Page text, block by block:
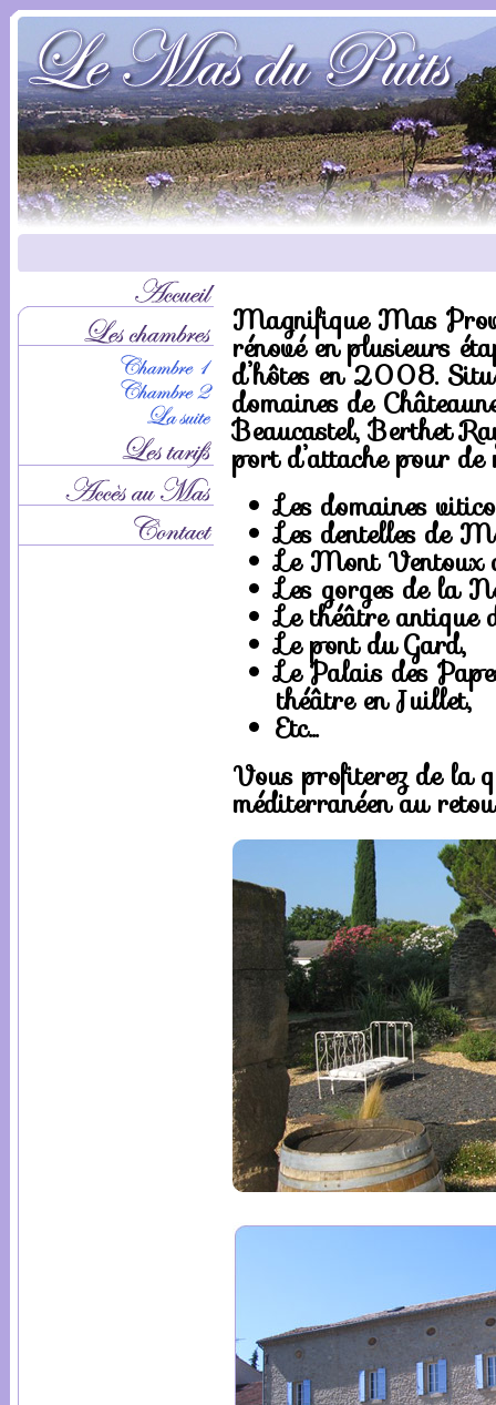
Magnifique Mas
rénové en plusieurs
d’hôtes en 2008.
domaines de
Beaucastel, Berthet
port d’attache pour de
Les domaines
Les dentelles de
Le Mont Ventoux
Les gorges de la
Le théâtre antique
Le pont du Gard,
Le Palais des
théâtre en Juillet,
Etc…
Vous profiterez de la
méditerranéen au